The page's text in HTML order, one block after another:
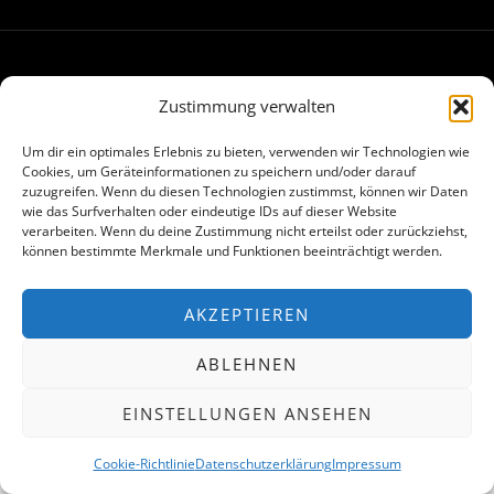
Zustimmung verwalten
Um dir ein optimales Erlebnis zu bieten, verwenden wir Technologien wie
Cookies, um Geräteinformationen zu speichern und/oder darauf
zuzugreifen. Wenn du diesen Technologien zustimmst, können wir Daten
wie das Surfverhalten oder eindeutige IDs auf dieser Website
verarbeiten. Wenn du deine Zustimmung nicht erteilst oder zurückziehst,
können bestimmte Merkmale und Funktionen beeinträchtigt werden.
AKZEPTIEREN
ABLEHNEN
EINSTELLUNGEN ANSEHEN
Cookie-RichtlinieDatenschutzerklärungImpressum